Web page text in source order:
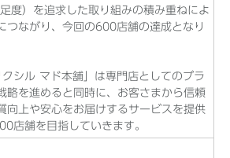
度）を追求した取り組みの積み重ねによ
つながり、今回の600店舗の達成となり
シル マド本舗」は専門店としてのブラ
略を進めると同時に、お客さまから信頼
向上や安心をお届けするサービスを提供
店舗を目指していきます。